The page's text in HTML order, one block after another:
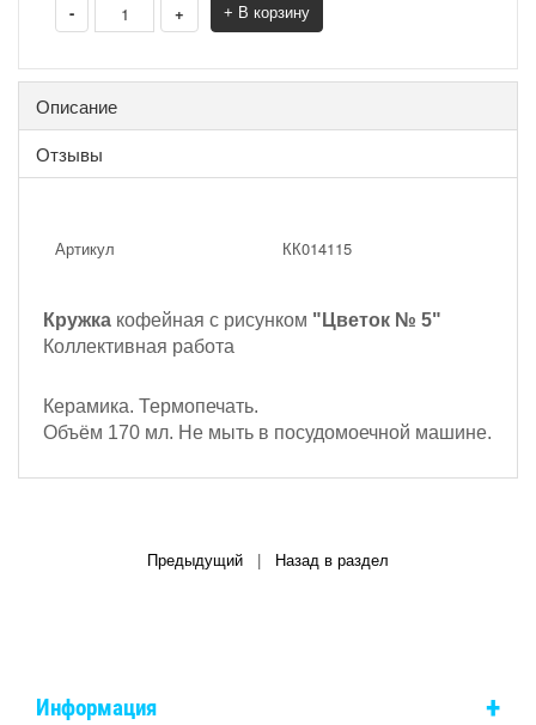
- + + В корзину
Описание
Отзывы
Артикул КК014115
Кружка кофейная с рисунком "Цветок № 5"
Коллективная работа
Керамика. Термопечать.
Объём 170 мл. Не мыть в посудомоечной машине.
Предыдущий Назад в раздел
Информация +